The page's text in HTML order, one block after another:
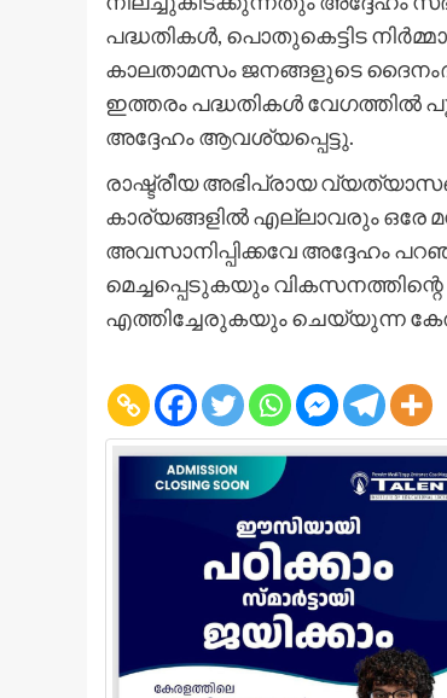
പദ്ധതികൾ, പൊതുകെട്ടിട
കാലതാമസം ജനങ്ങളുടെ
ഇത്തരം പദ്ധതികൾ വേഗത്തിൽ
അദ്ദേഹം ആവശ്യപ്പെട്ടു.
രാഷ്ട്രീയ അഭിപ്രായ
കാര്യങ്ങളിൽ എല്ലാവരും ഒരേ
അവസാനിപ്പിക്കവേ അദ്ദേഹം
മെച്ചപ്പെടുകയും
എത്തിച്ചേരുകയും ചെയ്യുന്ന